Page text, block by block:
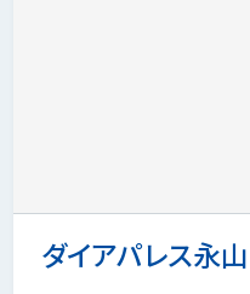
ダイアパレス永